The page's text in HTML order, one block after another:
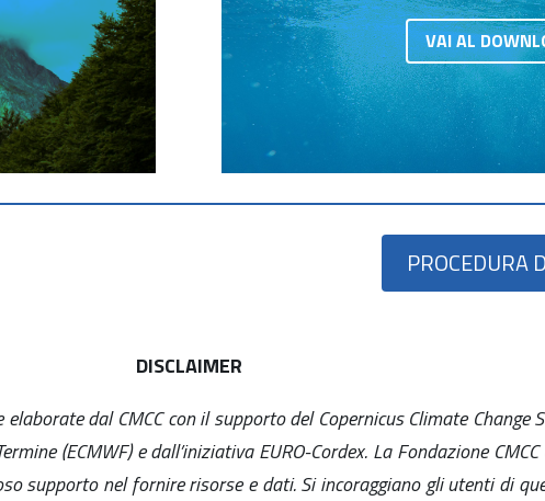
VAI AL
PROCEDURA
DISCLAIMER
dal CMCC con il supporto del Copernicus Climate Change
(ECMWF) e dall’iniziativa EURO-Cordex. La Fondazione
supporto nel fornire risorse e dati. Si incoraggiano gli utenti di